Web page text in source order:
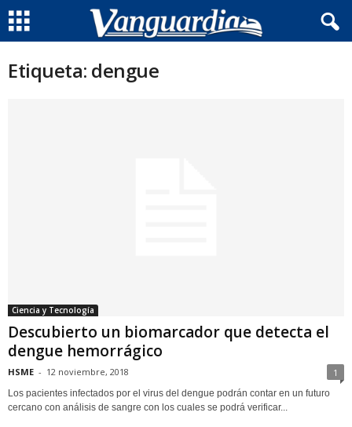
Etiqueta: dengue
Ciencia y Tecnología
Descubierto un biomarcador que detecta el
dengue hemorrágico
HSME - 12 noviembre, 2018 1
Los pacientes infectados por el virus del dengue podrán contar en un futuro
cercano con análisis de sangre con los cuales se podrá verificar...